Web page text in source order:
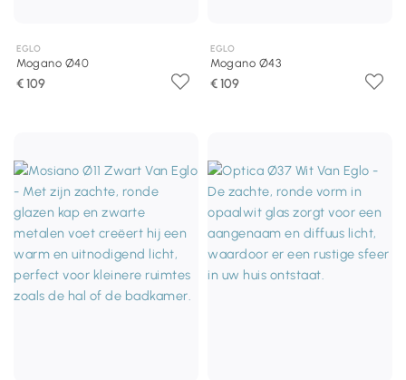
EGLO
Mogano Ø40
€ 109
EGLO
Mogano Ø43
€ 109